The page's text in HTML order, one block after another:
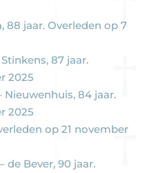
88 jaar. Overleden op 7
87 jaar.
2025
Nieuwenhuis, 84 jaar.
2025
op 21 november
de Bever, 90 jaar.